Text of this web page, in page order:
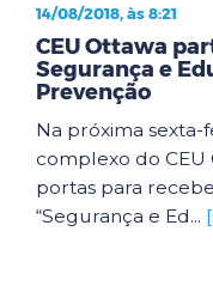
14/08/2018, às 8:21
CEU Ottawa
Segurança e
Prevenção
Na próxima sexta-
complexo do
portas para
“Segurança e Ed...